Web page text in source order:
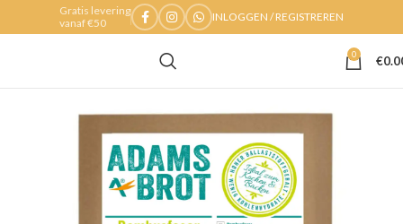
Gratis levering
vanaf €50
INLOGGEN / REGISTREREN
0 €